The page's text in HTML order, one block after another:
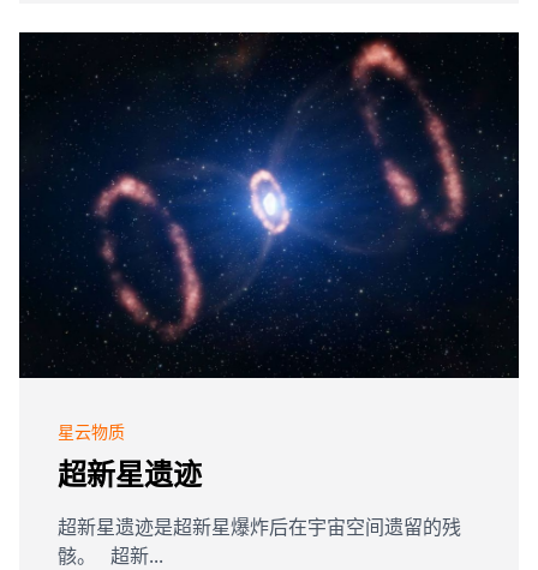
星云物质
超新星遗迹
超新星遗迹是超新星爆炸后在宇宙空间遗留的残
骸。 超新...